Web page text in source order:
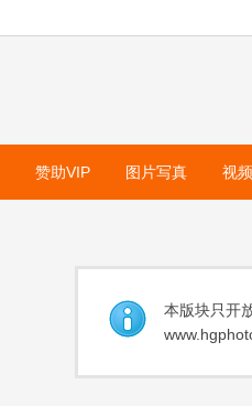
赞助VIP 图片写真 视
本版块只开